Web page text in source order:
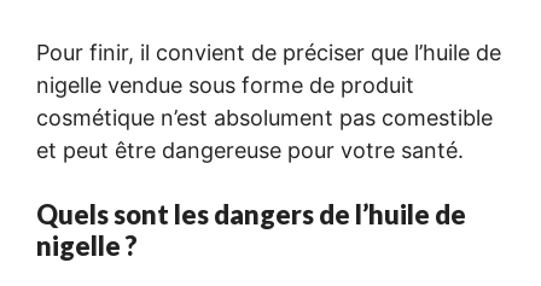
Pour finir, il convient de préciser que l’huile de
nigelle vendue sous forme de produit
cosmétique n’est absolument pas comestible
et peut être dangereuse pour votre santé.
Quels sont les dangers de l’huile de
nigelle ?